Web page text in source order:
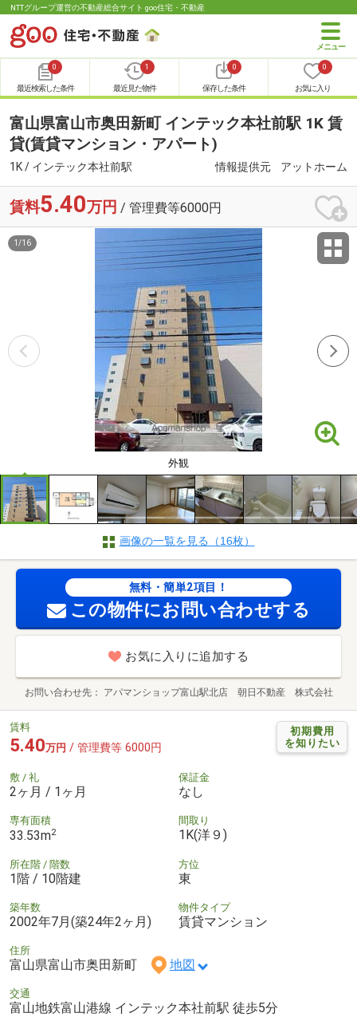
NTTグループ運営の不動産総合サイト goo住宅・不動産
0
最近検索した条件
1
最近見た物件
0
保存した条件
0
お気に入り
富山県富山市奥田新町 インテック本社前駅 1K 賃
貸(賃貸マンション・アパート)
1K / インテック本社前駅 情報提供元 アットホーム
賃料5.40万円 / 管理費等6000円
外観
1 /16
画像の一覧を見る（16枚）
無料・簡単2項目！
この物件にお問い合わせする
お気に入りに追加する
お問い合わせ先 アパマンショップ富山駅北店 朝日不動産 株式会社
初期費用
を知りたい
賃料
5.40万円 / 管理費等 6000円
敷 / 礼
2ヶ月 / 1ヶ月
保証金
なし
専有面積
33.53m2
間取り
1K(洋９)
所在階 / 階数
1階 / 10階建
方位
東
築年数
2002年7月(築24年2ヶ月)
物件タイプ
賃貸マンション
住所
富山県富山市奥田新町 地図
交通
富山地鉄富山港線 インテック本社前駅 徒歩5分